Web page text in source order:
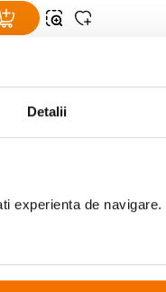
Detalii
experienta de